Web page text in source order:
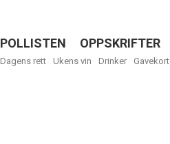
Menu
POLLISTEN OPPSKRIFTER
Dagens rett Ukens vin Drinker Gavekort